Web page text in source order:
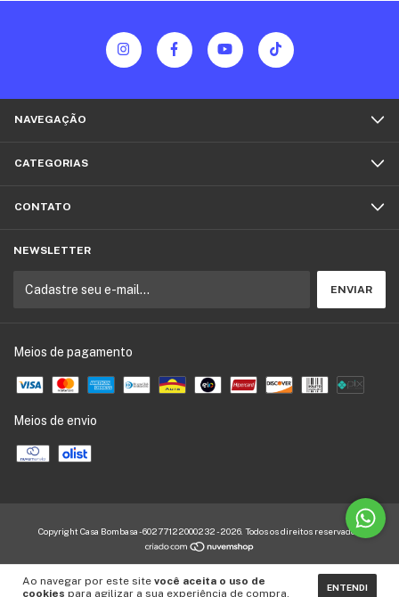
Ao navegar por este site você aceita o uso de
cookies para agilizar a sua experiência de compra. ENTENDI
NAVEGAÇÃO
CATEGORIAS
CONTATO
NEWSLETTER
Meios de pagamento
Meios de envio
Copyright Casa Bombasa - 60277122000232 - 2026. Todos os direitos reservados.